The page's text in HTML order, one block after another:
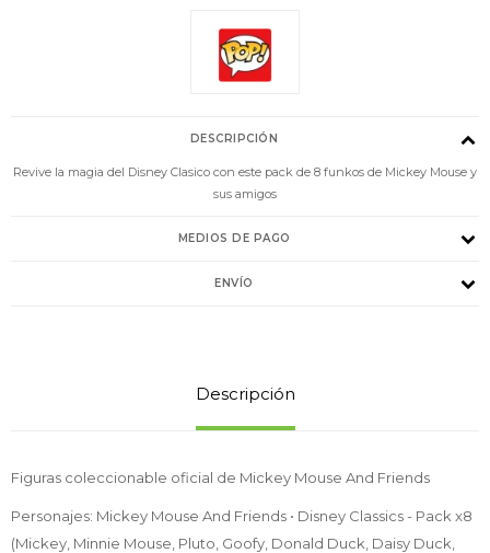
DESCRIPCIÓN
Revive la magia del Disney Clasico con este pack de 8 funkos de Mickey Mouse y
sus amigos
MEDIOS DE PAGO
ENVÍO
Descripción
Figuras coleccionable oficial de Mickey Mouse And Friends
Personajes: Mickey Mouse And Friends • Disney Classics - Pack x8
(Mickey, Minnie Mouse, Pluto, Goofy, Donald Duck, Daisy Duck,